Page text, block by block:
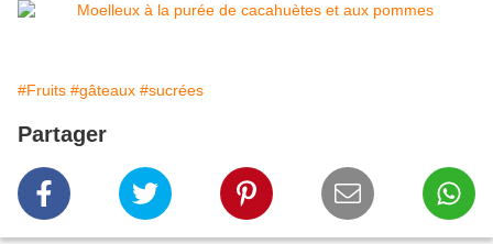
#Fruits #gâteaux #sucrées
Partager